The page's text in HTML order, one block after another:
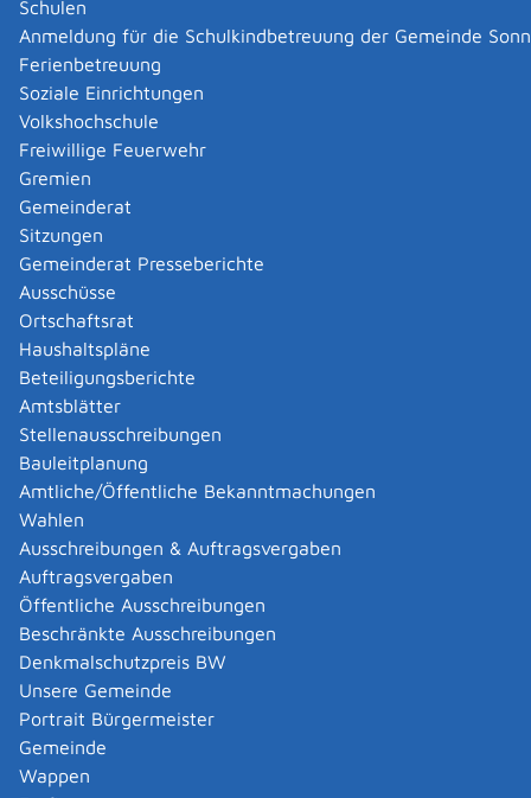
Schulen
Anmeldung für die Schulkindbetreuung der Gemeinde
Ferienbetreuung
Soziale Einrichtungen
Volkshochschule
Freiwillige Feuerwehr
Gremien
Gemeinderat
Sitzungen
Gemeinderat Presseberichte
Ausschüsse
Ortschaftsrat
Haushaltspläne
Beteiligungsberichte
Amtsblätter
Stellenausschreibungen
Bauleitplanung
Amtliche/Öffentliche Bekanntmachungen
Wahlen
Ausschreibungen & Auftragsvergaben
Auftragsvergaben
Öffentliche Ausschreibungen
Beschränkte Ausschreibungen
Denkmalschutzpreis BW
Unsere Gemeinde
Portrait Bürgermeister
Gemeinde
Wappen
möchten Sie haben? Gibt es eine günstige Gelegenheit
ein Unternehmen zu übernehmen? Können Sie das
Risiko reduzieren? Mehr zu den möglichen Wegen in die
Selbständigkeit lesen Sie auf dieser Seite und in den
Unterkapiteln.
Betriebsgründung
Bei der Betriebsgründung starten Sie bei null. Sie
müssen sich Ihren Markt erst erobern und Ihre Position
am Markt festigen. Sie müssen Kunden- und
Lieferantenbeziehungen aufbauen, Beschäftigte suchen
und sich einen Ruf erwerben. Kurz gesagt: Sie müssen
eine Anlaufphase durchstehen. Eine
Betriebsneugründung birgt aber nicht nur Risiken. Sie
bietet auch die Chance, einen Betrieb nach Ihren
eigenen Vorstellungen völlig neu aufzubauen.
Betriebsbeteiligung
Für die Beteiligung an einem Betrieb gelten dieselben
Empfehlungen wie für die Übernahme eines Betriebs.
Es hängt vom Preis für die Beteiligung, von den
Zukunftsaussichten des Betriebs und von den konkreten
Regelungen des Gesellschaftsvertrags ab, ob der
Einstieg in das Unternehmen sinnvoll ist oder nicht.
Gemeinsame Gründung mit anderen
Einen Betrieb nicht alleine, sondern gemeinsam mit
einer Geschäftspartnerin oder einem Geschäftspartner
zu gründen, hat Vorteile:
Der Betrieb lastet nicht nur auf Ihren Schultern,
sondern Sie teilen die Verantwortung und das